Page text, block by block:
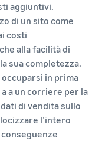
aggiuntivi.
di un sito come
costi
alla facilità di
sua completezza.
in prima
a un corriere per la
di vendita sullo
l’intero